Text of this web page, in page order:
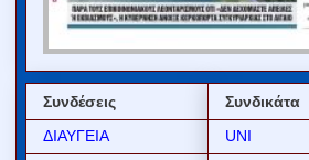
Συνδέσεις
ΔΙΑΥΓΕΙΑ
Συνδικάτα
UNI